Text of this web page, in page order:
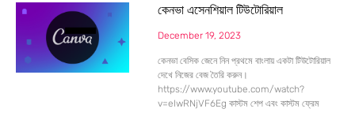
কেনভা এসেনশিয়াল টিউটোরিয়াল
December 19, 2023
কেনভা বেসিক জেনে নিন প্রথমে বাংলায় একটা টিউটোরিয়াল
দেখে নিজের বেজ তৈরি করুন।
https://www.youtube.com/watch?
v=eIwRNjVF6Eg কাস্টম শেপ এবং কাস্টম ফ্রেম